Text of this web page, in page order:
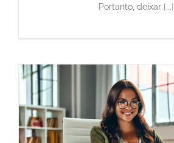
Portanto, deixar [...]